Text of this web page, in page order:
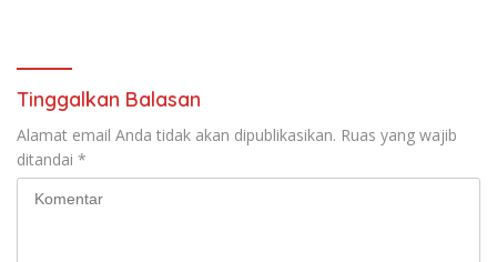
Tinggalkan Balasan
Alamat email Anda tidak akan dipublikasikan. Ruas yang wajib
ditandai *